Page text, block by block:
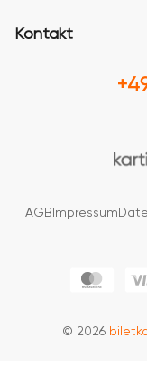
Kontakt
AGB Impressum
© 2026